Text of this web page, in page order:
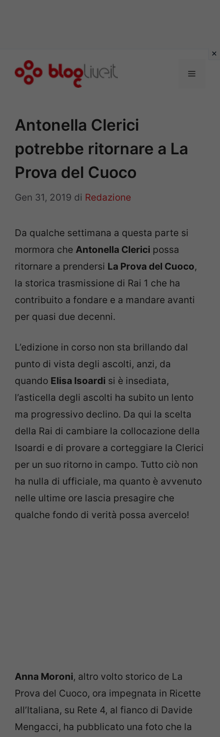
Menu
Antonella Clerici
potrebbe ritornare a La
Prova del Cuoco
Gen 31, 2019 di Redazione
Da qualche settimana a questa parte si
mormora che Antonella Clerici possa
ritornare a prendersi La Prova del Cuoco,
la storica trasmissione di Rai 1 che ha
contribuito a fondare e a mandare avanti
per quasi due decenni.
L’edizione in corso non sta brillando dal
punto di vista degli ascolti, anzi, da
quando Elisa Isoardi si è insediata,
l’asticella degli ascolti ha subito un lento
ma progressivo declino. Da qui la scelta
della Rai di cambiare la collocazione della
Isoardi e di provare a corteggiare la Clerici
per un suo ritorno in campo. Tutto ciò non
ha nulla di ufficiale, ma quanto è avvenuto
nelle ultime ore lascia presagire che
qualche fondo di verità possa avercelo!
Anna Moroni, altro volto storico de La
Prova del Cuoco, ora impegnata in Ricette
all’Italiana, su Rete 4, al fianco di Davide
Mengacci, ha pubblicato una foto che la